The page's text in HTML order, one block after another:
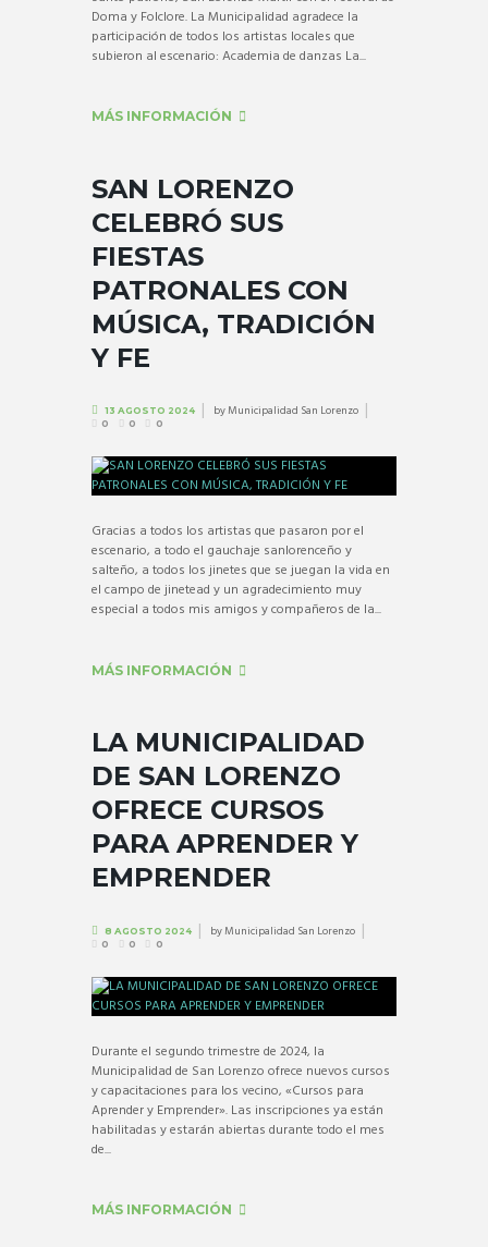
Doma y Folclore. La Municipalidad agradece la
participación de todos los artistas locales que
subieron al escenario: Academia de danzas La...
MÁS INFORMACIÓN
SAN LORENZO
CELEBRÓ SUS
FIESTAS
PATRONALES CON
MÚSICA, TRADICIÓN
Y FE
13 AGOSTO 2024 byMunicipalidad San Lorenzo
0 0 0
Gracias a todos los artistas que pasaron por el
escenario, a todo el gauchaje sanlorenceño y
salteño, a todos los jinetes que se juegan la vida en
el campo de jinetead y un agradecimiento muy
especial a todos mis amigos y compañeros de la...
MÁS INFORMACIÓN
LA MUNICIPALIDAD
DE SAN LORENZO
OFRECE CURSOS
PARA APRENDER Y
EMPRENDER
8 AGOSTO 2024 byMunicipalidad San Lorenzo
0 0 0
Durante el segundo trimestre de 2024, la
Municipalidad de San Lorenzo ofrece nuevos cursos
y capacitaciones para los vecino, «Cursos para
Aprender y Emprender». Las inscripciones ya están
habilitadas y estarán abiertas durante todo el mes
de...
MÁS INFORMACIÓN